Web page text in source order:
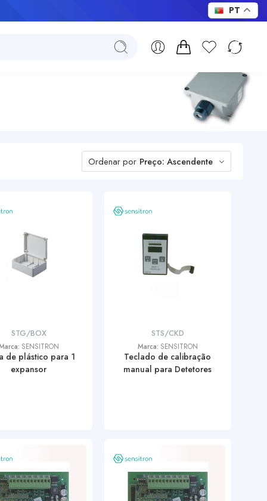
Ordenar por Preço: Ascendente
STG/BOX
SENSITRON
de plástico para 1
expansor
STS/CKD
Marca: SENSITRON
Teclado de calibração
manual para Detetores
PT